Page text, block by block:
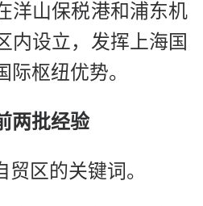
洋山保税港和浦东机
内设立，发挥上海国
际枢纽优势。
两批经验
贸区的关键词。